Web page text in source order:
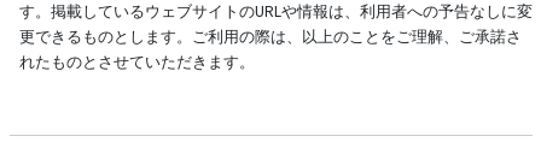
す。掲載しているウェブサイトのURLや情報は、利用者への予告なしに変
更できるものとします。ご利用の際は、以上のことをご理解、ご承諾さ
れたものとさせていただきます。